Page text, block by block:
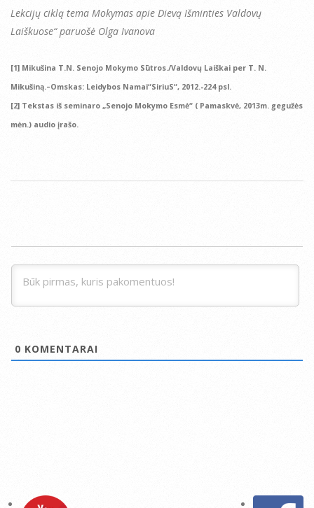
Lekcijų ciklą tema Mokymas apie Dievą Išminties Valdovų
Laiškuose“ paruošė Olga Ivanova
[1] Mikušina T.N. Senojo Mokymo Sūtros./Valdovų Laiškai per T. N.
Mikušiną.–Omskas: Leidybos Namai“SiriuS“, 2012.-224 psl.
[2] Tekstas iš seminaro „Senojo Mokymo Esmė“ ( Pamaskvė, 2013m. gegužės
mėn.) audio įrašo.
0 KOMENTARAI